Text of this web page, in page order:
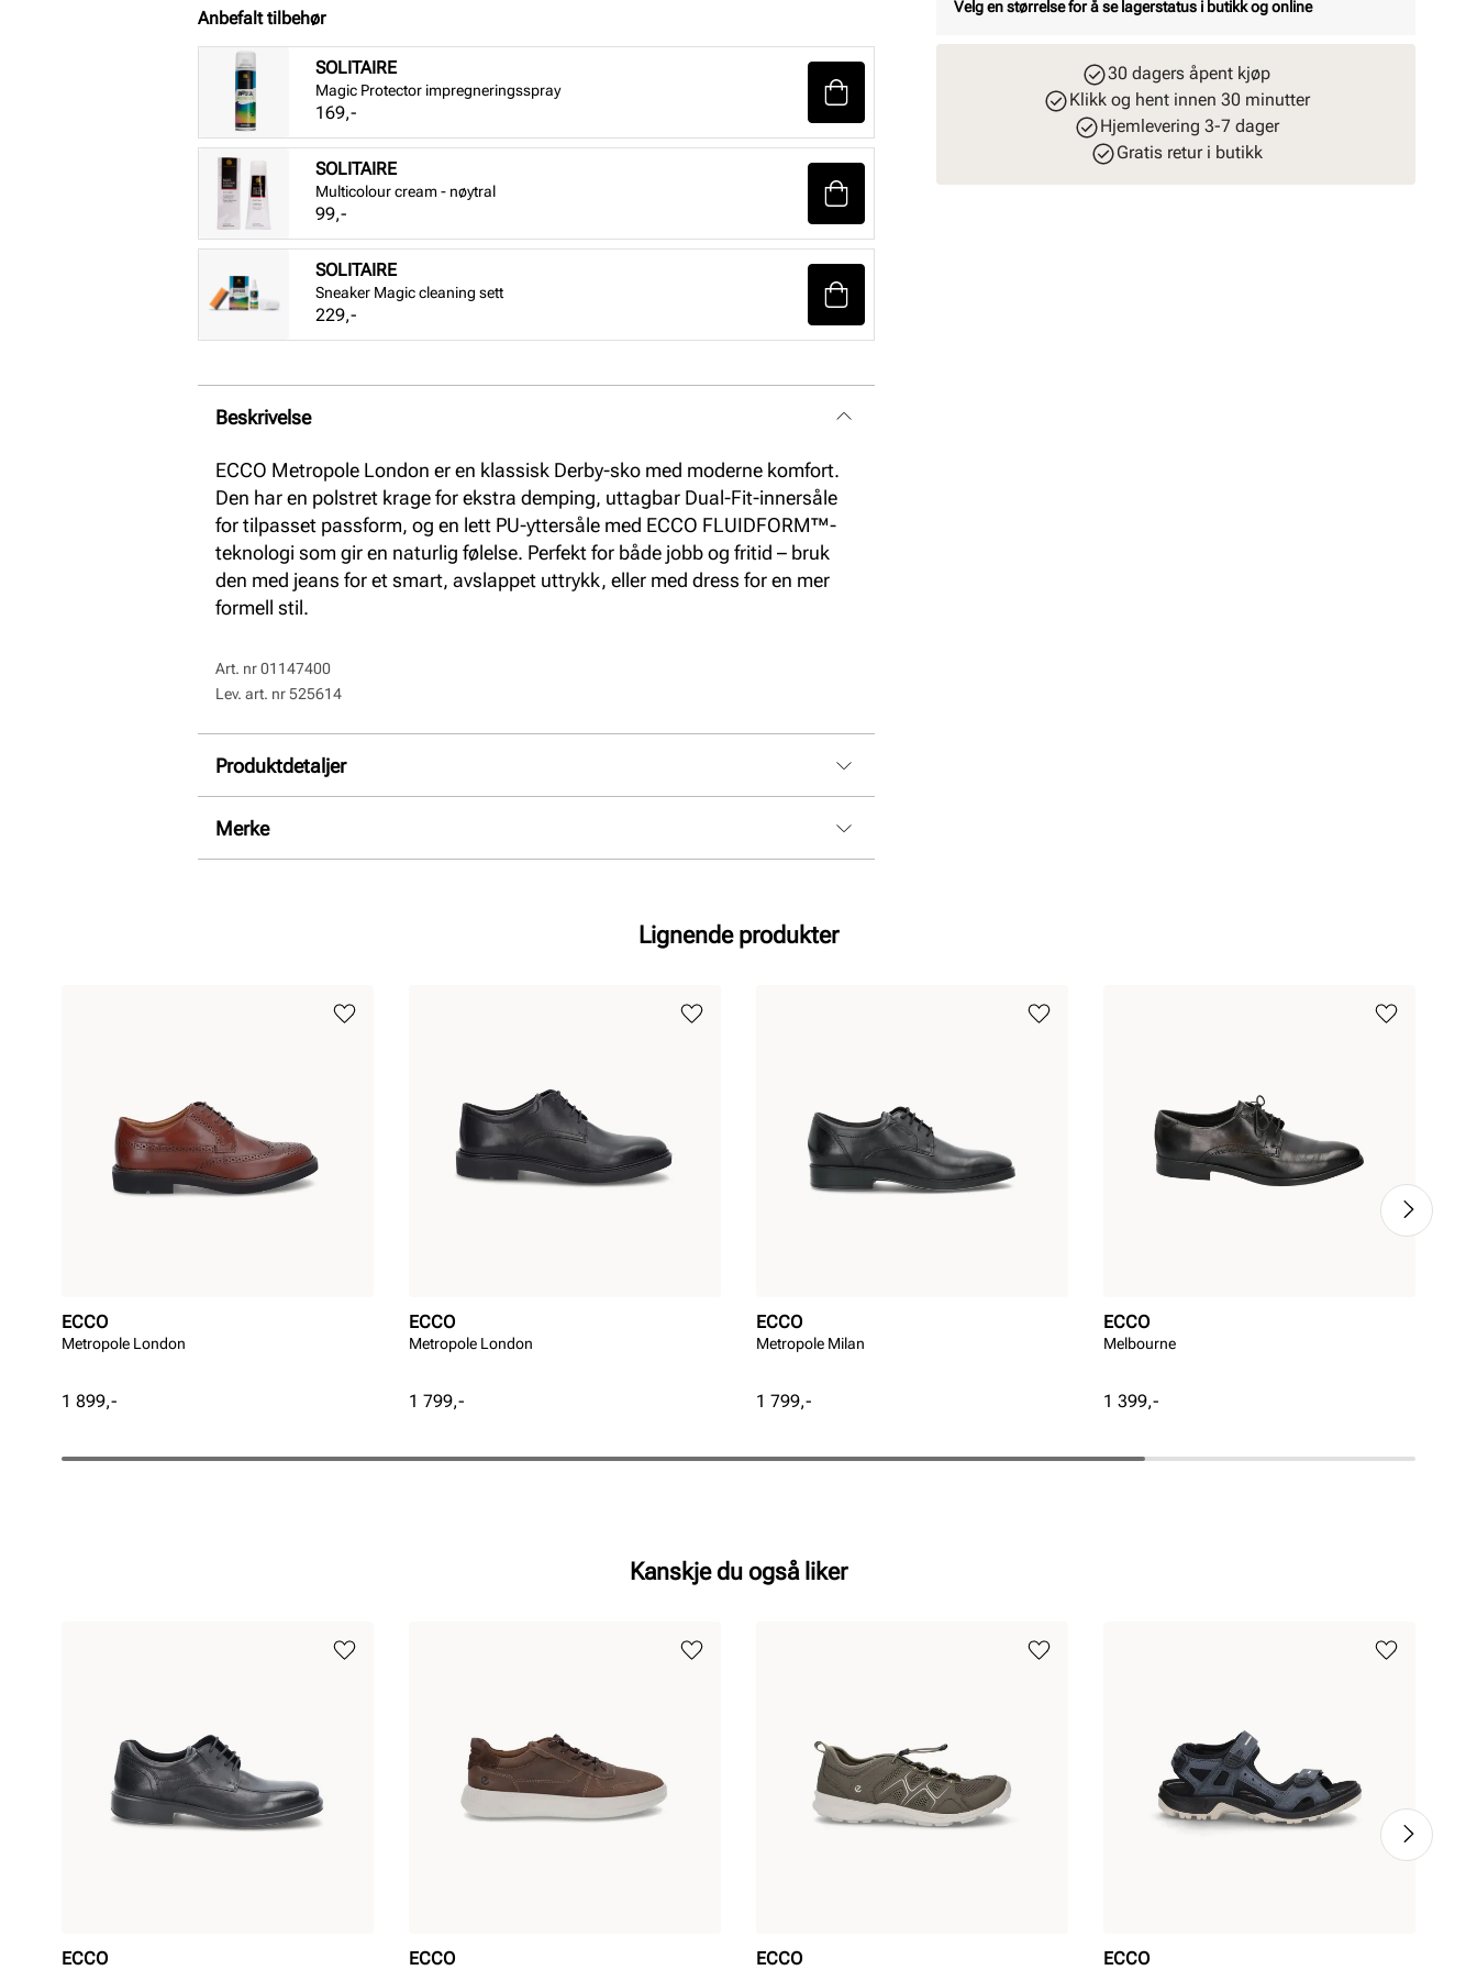
Anbefalt tilbehør
SOLITAIRE
Magic Protector impregneringsspray
Pris
169,-
SOLITAIRE
Multicolour cream - nøytral
Pris
99,-
SOLITAIRE
Sneaker Magic cleaning sett
Pris
229,-
Beskrivelse
ECCO Metropole London er en klassisk Derby-sko med moderne komfort.
Den har en polstret krage for ekstra demping, uttagbar Dual-Fit-innersåle
for tilpasset passform, og en lett PU-yttersåle med ECCO FLUIDFORM™-
teknologi som gir en naturlig følelse. Perfekt for både jobb og fritid – bruk
den med jeans for et smart, avslappet uttrykk, eller med dress for en mer
formell stil.
Art. nr01147400
Lev. art. nr525614
Produktdetaljer
Overdel:
Merke
Velg en størrelse for å se lagerstatus i butikk og online
30 dagers åpent kjøp
Klikk og hent innen 30 minutter
Hjemlevering 3-7 dager
Gratis retur i butikk
Lignende produkter
ECCO
Metropole London
Pris
1 899,-
ECCO
Metropole London
Pris
1 799,-
ECCO
Metropole Milan
Pris
1 799,-
ECCO
Melbourne
Pris
1 399,-
Kanskje du også liker
ECCO ECCO ECCO ECCO